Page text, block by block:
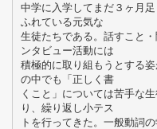
中学に入学してまだ３ヶ月
ふれている元気な
生徒たちである。話すこと
ンタビュー活動には
積極的に取り組もうとする
の中でも「正しく書
くこと」については苦手な
り、繰り返し小テス
トを行ってきた。一般動詞